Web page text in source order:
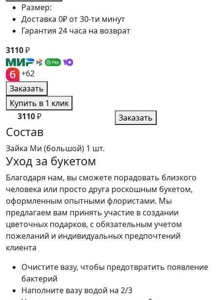
Размер:
Доставка 0₽ от 30-ти минут
Гарантия 24 часа на возврат
3110₽
+62
Заказать
Купить в 1 клик
3110₽ Заказать
Состав
Зайка Ми (большой) 1 шт.
Уход за букетом
Благодаря нам, вы сможете порадовать близкого
человека или просто друга роскошным букетом,
оформленным опытными флористами. Мы
предлагаем вам принять участие в создании
цветочных подарков, с обязательным учетом
пожеланий и индивидуальных предпочтений
клиента
Очистите вазу, чтобы предотвратить появление
бактерий
Наполните вазу водой на 2/3